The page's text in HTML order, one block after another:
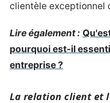
clientèle exceptionnel
Lire également :
pourquoi est-il
entreprise ?
La relation client et